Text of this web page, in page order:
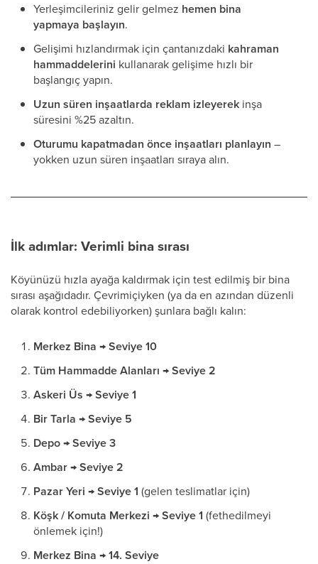
Yerleşimcileriniz gelir gelmez hemen bina
yapmaya başlayın.
Gelişimi hızlandırmak için çantanızdaki kahraman
hammaddelerini kullanarak gelişime hızlı bir
başlangıç yapın.
Uzun süren inşaatlarda reklam izleyerek inşa
süresini %25 azaltın.
Oturumu kapatmadan önce inşaatları planlayın –
yokken uzun süren inşaatları sıraya alın.
İlk adımlar: Verimli bina sırası
Köyünüzü hızla ayağa kaldırmak için test edilmiş bir bina
sırası aşağıdadır. Çevrimiçiyken (ya da en azından düzenli
olarak kontrol edebiliyorken) şunlara bağlı kalın:
Merkez Bina → Seviye 10
Tüm Hammadde Alanları → Seviye 2
Askeri Üs → Seviye 1
Bir Tarla → Seviye 5
Depo → Seviye 3
Ambar → Seviye 2
Pazar Yeri → Seviye 1 (gelen teslimatlar için)
Köşk / Komuta Merkezi → Seviye 1 (fethedilmeyi
önlemek için!)
Merkez Bina → 14. Seviye